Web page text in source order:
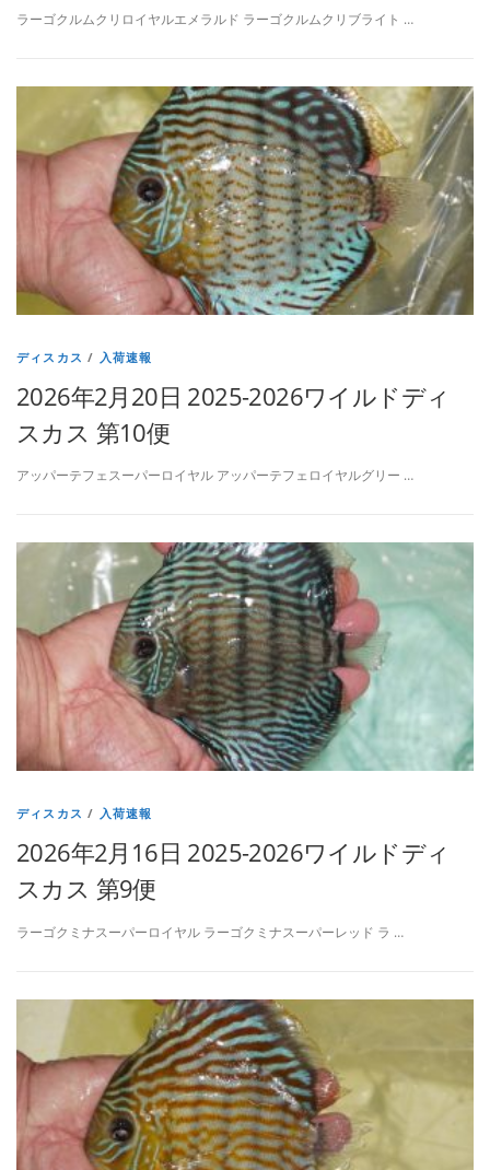
ラーゴクルムクリロイヤルエメラルド ラーゴクルムクリブライト …
ディスカス / 入荷速報
2026年2月20日 2025-2026ワイルドディ
スカス 第10便
アッパーテフェスーパーロイヤル アッパーテフェロイヤルグリー …
ディスカス / 入荷速報
2026年2月16日 2025-2026ワイルドディ
スカス 第9便
ラーゴクミナスーパーロイヤル ラーゴクミナスーパーレッド ラ …